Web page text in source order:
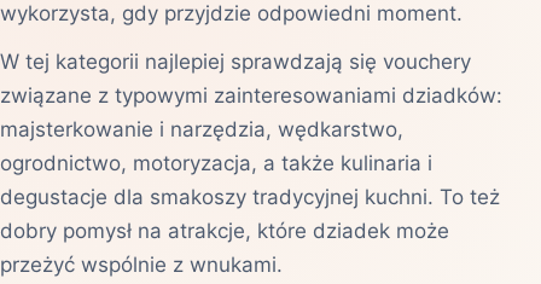
wykorzysta, gdy przyjdzie odpowiedni moment.
W tej kategorii najlepiej sprawdzają się vouchery
związane z typowymi zainteresowaniami dziadków:
majsterkowanie i narzędzia, wędkarstwo,
ogrodnictwo, motoryzacja, a także kulinaria i
degustacje dla smakoszy tradycyjnej kuchni. To też
dobry pomysł na atrakcje, które dziadek może
przeżyć wspólnie z wnukami.